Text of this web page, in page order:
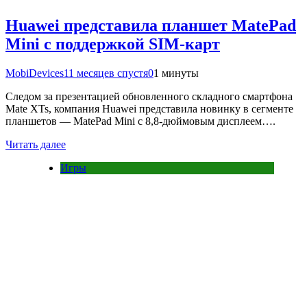
Huawei представила планшет MatePad
Mini с поддержкой SIM-карт
MobiDevices11 месяцев спустя01 минуты
Следом за презентацией обновленного складного смартфона
Mate XTs, компания Huawei представила новинку в сегменте
планшетов — MatePad Mini с 8,8-дюймовым дисплеем….
Читать далее
Игры